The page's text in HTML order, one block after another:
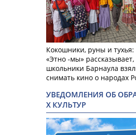
Кокошники, руны и тухья:
«Этно -мы»
школьники Барнаула
снимать кино о народах
УВЕДОМЛЕНИЯ ОБ
Х КУЛЬТУР